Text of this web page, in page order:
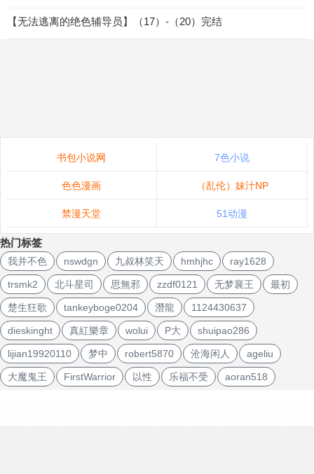
【无法逃离的绝色辅导员】（17）-（20）完结
书包小说网 7色小说
色色漫画 （乱伦）妹汁NP
禁漫天堂 51动漫
热门标签
我并不色 nswdgn 九叔林笑天 hmhjhc ray1628
trsmk2 北斗星司 思無邪 zzdf0121 无梦襄王 最初
楚生狂歌 tankeyboge0204 潛龍 1124430637
dieskinght 真紅樂章 wolui P大 shuipao286
lijian19920110 梦中 robert5870 沧海闲人 ageliu
大魔鬼王 FirstWarrior 以性 乐福不受 aoran518